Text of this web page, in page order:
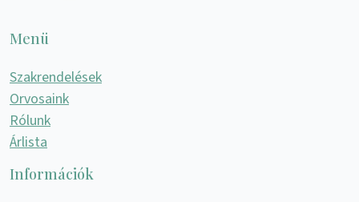
Menü
Szakrendelések
Orvosaink
Rólunk
Árlista
Információk